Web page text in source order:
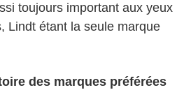
toujours important aux yeux
Lindt étant la seule marque
des marques préférées